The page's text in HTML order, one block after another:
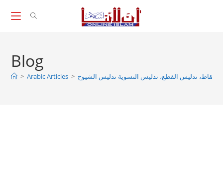
Blog
> Arabic Articles > تدليس القطع، تدليس التسوية تدليس الشيوخ